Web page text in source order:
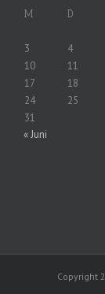
M D
3
4
10
11
17
18
24
25
31
« Juni
Copyright